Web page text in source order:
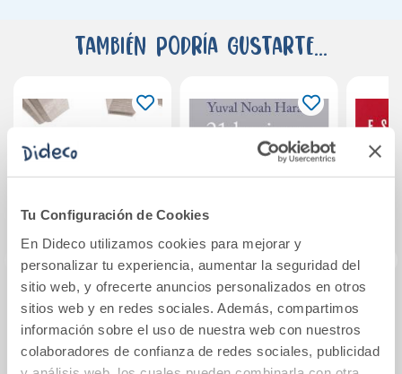
Tu Configuración de Cookies
En Dideco utilizamos cookies para mejorar y
personalizar tu experiencia, aumentar la seguridad del
sitio web, y ofrecerte anuncios personalizados en otros
sitios web y en redes sociales. Además, compartimos
información sobre el uso de nuestra web con nuestros
colaboradores de confianza de redes sociales, publicidad
También podría gustarte...
La trilogía de
Nueva York
21 lecciones para
el siglo XXI